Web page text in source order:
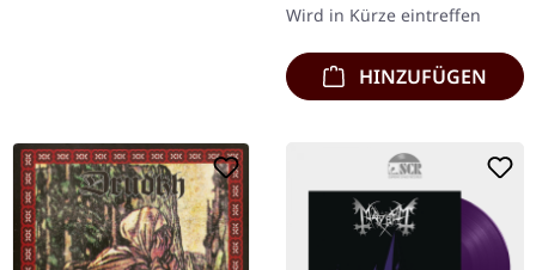
Wird in Kürze eintreffen
HINZUFÜGEN